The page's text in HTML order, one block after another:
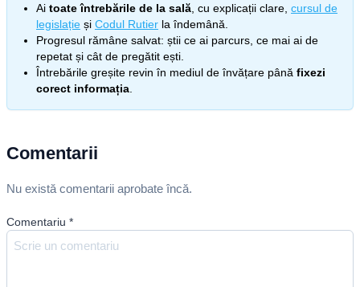
Ai toate întrebările de la sală , cu explicații clare, cursul de
legislație și Codul Rutier la îndemână.
Progresul rămâne salvat: știi ce ai parcurs, ce mai ai de
repetat și cât de pregătit ești.
Întrebările greșite revin în mediul de învățare până fixezi
corect informația
Comentarii
Nu există comentarii aprobate încă.
Comentariu *